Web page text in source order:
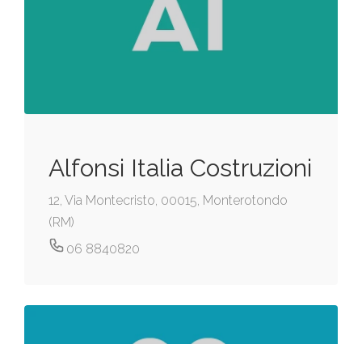
Alfonsi Italia Costruzioni
12, Via Montecristo, 00015, Monterotondo
(RM)
06 8840820